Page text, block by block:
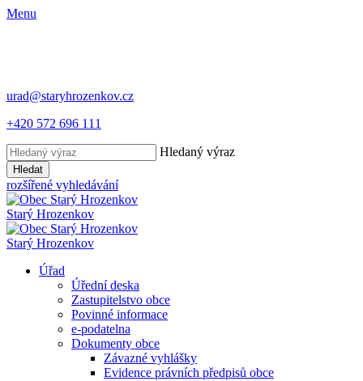
Menu
urad@staryhrozenkov.cz
+420 572 696 111
Hledaný výraz
Hledat
rozšířené vyhledávání
Starý Hrozenkov
Starý Hrozenkov
Úřad
Úřední deska
Zastupitelstvo obce
Povinné informace
e-podatelna
Dokumenty obce
Závazné vyhlášky
Evidence právních předpisů obce